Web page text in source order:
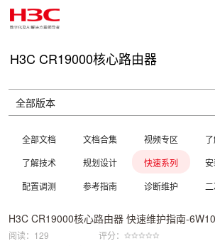
H3C CR19000核心路由器
全部文档 文档合集 视频专区
了解技术
规划设计 快速系列
配置调测
参考指南 诊断维护
H3C CR19000核心路由器 快速维护指南-
阅读：129 评分：